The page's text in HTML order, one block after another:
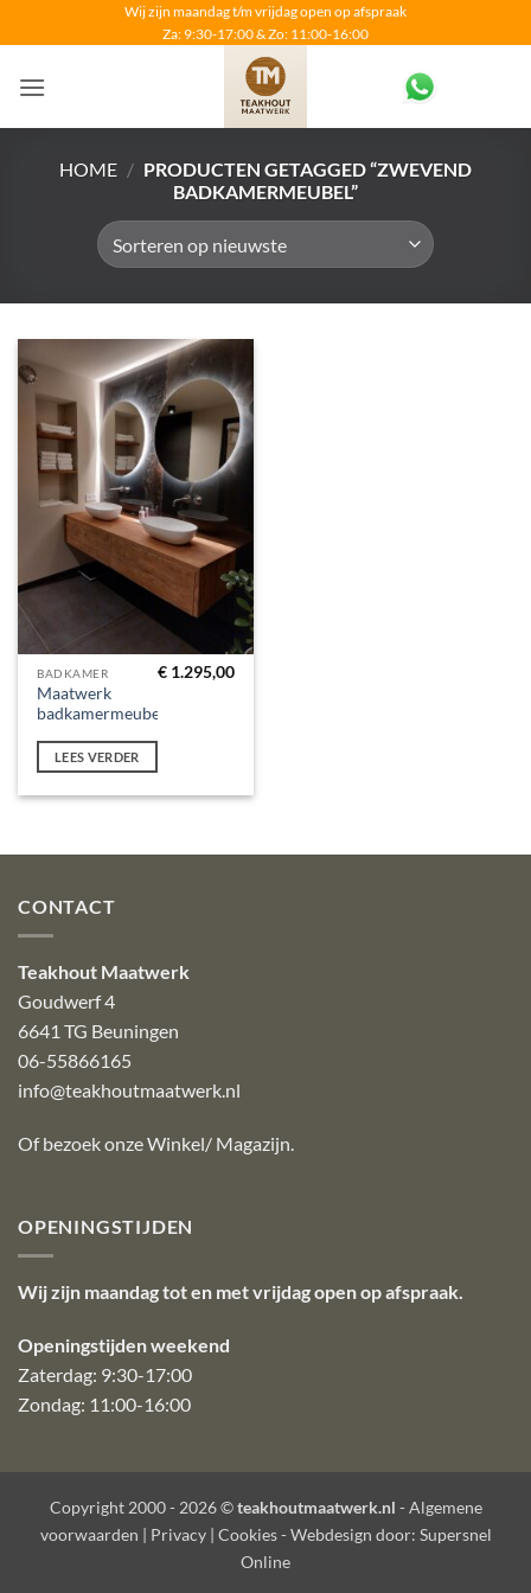
naar
Wij zijn maandag t/m vrijdag open op afspraak
Za: 9:30-17:00 & Zo: 11:00-16:00
HOME / PRODUCTEN GETAGGED “ZWEVEND
BADKAMERMEUBEL”
BADKAMER
Maatwerk
badkamermeubel
€1.295,00
LEES VERDER
CONTACT
Teakhout Maatwerk
Goudwerf 4
6641 TG Beuningen
06-55866165
info@teakhoutmaatwerk.nl
Of bezoek onzeWinkel/ Magazijn.
OPENINGSTIJDEN
Wij zijn maandag tot en met vrijdag open op afspraak.
Openingstijden weekend
Zaterdag: 9:30-17:00
Zondag: 11:00-16:00
Copyright 2000 - 2026 ©teakhoutmaatwerk.nl - Algemene
voorwaarden | Privacy| Cookies- Webdesign door: Supersnel
Online